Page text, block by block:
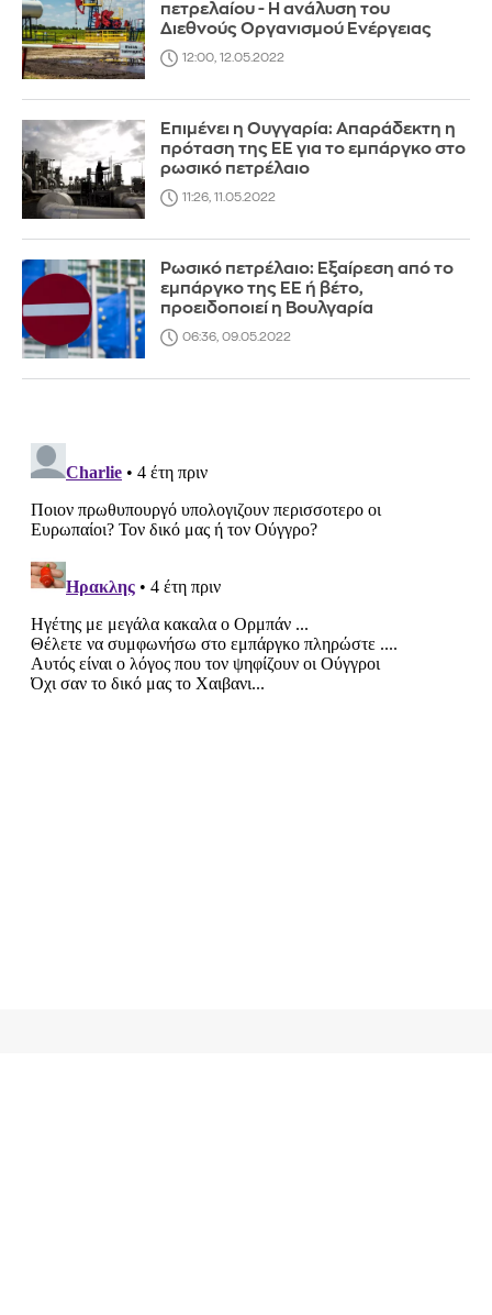
πετρελαίου - Η ανάλυση του
Διεθνούς Οργανισμού Ενέργειας
12:00, 12.05.2022
Επιμένει η Ουγγαρία: Απαράδεκτη η
πρόταση της ΕΕ για το εμπάργκο στο
ρωσικό πετρέλαιο
11:26, 11.05.2022
Ρωσικό πετρέλαιο: Εξαίρεση από το
εμπάργκο της ΕΕ ή βέτο,
προειδοποιεί η Βουλγαρία
06:36, 09.05.2022